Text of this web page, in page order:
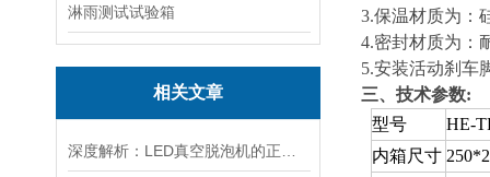
淋雨测试试验箱
相关文章
3.保温材质为：
4.密封材质为：
5.安装活动刹车
三、技术参数:
型号
HE-
内箱尺寸